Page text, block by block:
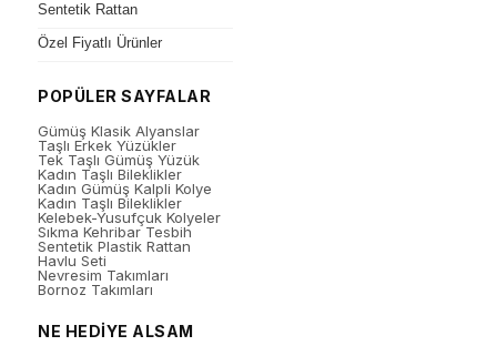
Sentetik Rattan
Özel Fiyatlı Ürünler
POPÜLER SAYFALAR
Gümüş Klasik Alyanslar
Taşlı Erkek Yüzükler
Tek Taşlı Gümüş Yüzük
Kadın Taşlı Bileklikler
Kadın Gümüş Kalpli Kolye
Kadın Taşlı Bileklikler
Kelebek-Yusufçuk Kolyeler
Sıkma Kehribar Tesbih
Sentetik Plastik Rattan
Havlu Seti
Nevresim Takımları
Bornoz Takımları
NE HEDİYE ALSAM